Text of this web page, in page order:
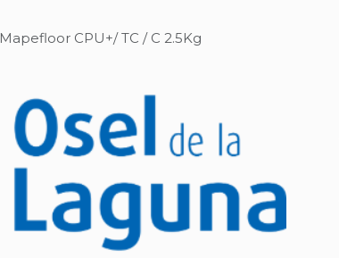
Mapefloor CPU+/ TC / C 2.5Kg